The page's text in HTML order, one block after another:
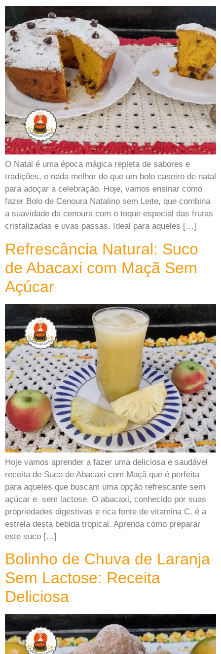
O Natal é uma época mágica repleta de sabores e
tradições, e nada melhor do que um bolo caseiro de natal
para adoçar a celebração. Hoje, vamos ensinar como
fazer Bolo de Cenoura Natalino sem Leite, que combina
a suavidade da cenoura com o toque especial das frutas
cristalizadas e uvas passas. Ideal para aqueles […]
Refrescância Natural: Suco
de Abacaxi com Maçã Sem
Açúcar
Hoje vamos aprender a fazer uma deliciosa e saudável
receita de Suco de Abacaxi com Maçã que é perfeita
para aqueles que buscam uma opção refrescante sem
açúcar e sem lactose. O abacaxi, conhecido por suas
propriedades digestivas e rica fonte de vitamina C, é a
estrela desta bebida tropical. Aprenda como preparar
este suco […]
Bolinho de Chuva de Laranja
Sem Lactose: Receita
Deliciosa